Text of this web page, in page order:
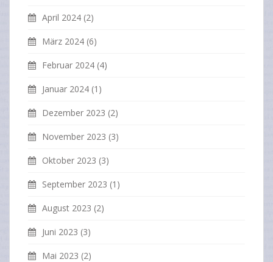
April 2024 (2)
März 2024 (6)
Februar 2024 (4)
Januar 2024 (1)
Dezember 2023 (2)
November 2023 (3)
Oktober 2023 (3)
September 2023 (1)
August 2023 (2)
Juni 2023 (3)
Mai 2023 (2)